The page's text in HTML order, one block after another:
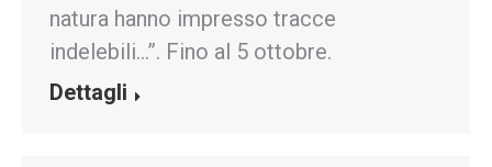
natura hanno impresso tracce
indelebili…”. Fino al 5 ottobre.
Dettagli